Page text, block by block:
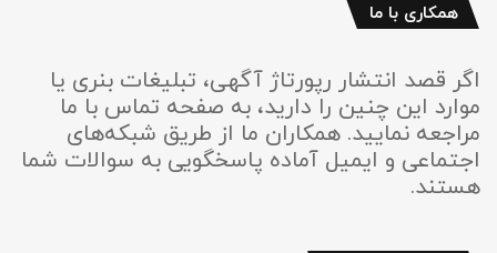
همکاری با ما
اگر قصد انتشار رپورتاژ آگهی، تبلیغات بنری یا
موارد این چنین را دارید، به صفحه تماس با ما
مراجعه نمایید. همکاران ما از طریق شبکه‌های
اجتماعی و ایمیل آماده پاسخگویی به سوالات شما
هستند.